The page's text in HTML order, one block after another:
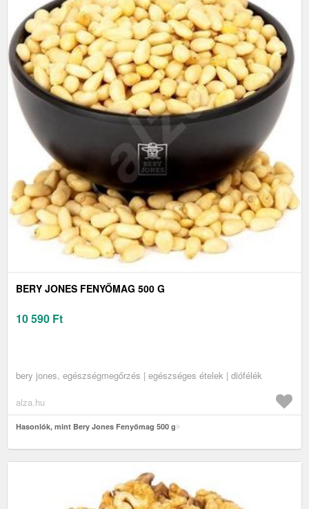
BERY JONES FENYŐMAG 500 G
10 590 Ft
bery jones, egészségmegőrzés | egészséges ételek | diófélék
alza.hu
Hasonlók, mint Bery Jones Fenyőmag 500 g